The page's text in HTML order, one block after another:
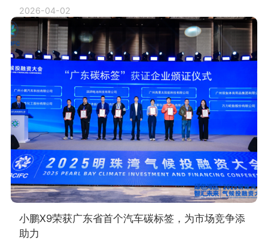
2026-04-02
小鹏X9荣获广东省首个汽车碳标签，为市场竞争添
助力